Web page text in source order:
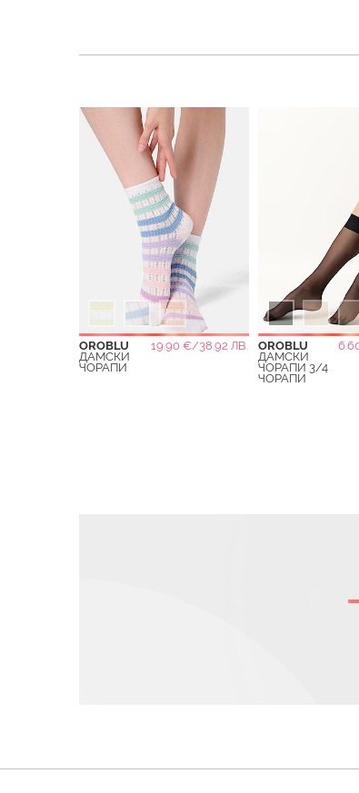
OROBLU
19.90 €/38.92 ЛВ.
ДАМСКИ
ЧОРАПИ
OROBLU
ДАМСКИ
ЧОРАПИ 3/4
ЧОРАПИ